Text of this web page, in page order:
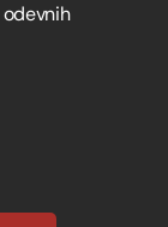
odevnih